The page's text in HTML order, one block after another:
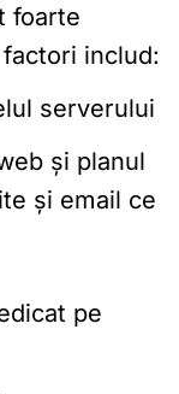
foarte
includ:
serverului
și planul
și email ce
pe